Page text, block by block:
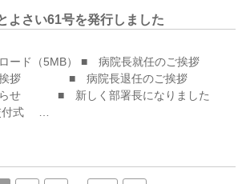
さい61号を発行しました
ロード（5MB） ■ 病院長就任のご挨拶
挨拶 ■ 病院長退任のご挨拶
知らせ ■ 新しく部署長になりました
付式 …